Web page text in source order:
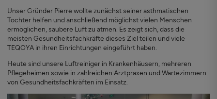
Unser Gründer Pierre wollte zunächst seiner asthmatischen
Tochter helfen und anschließend möglichst vielen Menschen
ermöglichen, saubere Luft zu atmen. Es zeigt sich, dass die
meisten Gesundheitsfachkräfte dieses Ziel teilen und viele
TEQOYA in ihren Einrichtungen eingeführt haben.
Heute sind unsere Luftreiniger in Krankenhäusern, mehreren
Pflegeheimen sowie in zahlreichen Arztpraxen und Wartezimmern
von Gesundheitsfachkräften im Einsatz.